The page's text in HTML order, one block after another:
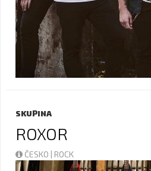
SKUPINA
ROXOR
ČESKO | ROCK